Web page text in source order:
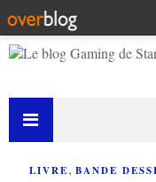
LIVRE, BANDE